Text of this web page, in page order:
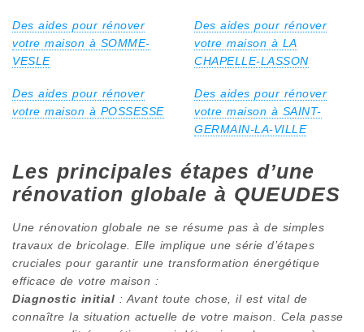
Des aides pour rénover
votre maison à SOMME-
VESLE
Des aides pour rénover
votre maison à LA
CHAPELLE-LASSON
Des aides pour rénover
votre maison à POSSESSE
Des aides pour rénover
votre maison à SAINT-
GERMAIN-LA-VILLE
Les principales étapes d’une
rénovation globale à QUEUDES
Une rénovation globale ne se résume pas à de simples
travaux de bricolage. Elle implique une série d’étapes
cruciales pour garantir une transformation énergétique
efficace de votre maison :
Diagnostic initial : Avant toute chose, il est vital de
connaître la situation actuelle de votre maison. Cela passe